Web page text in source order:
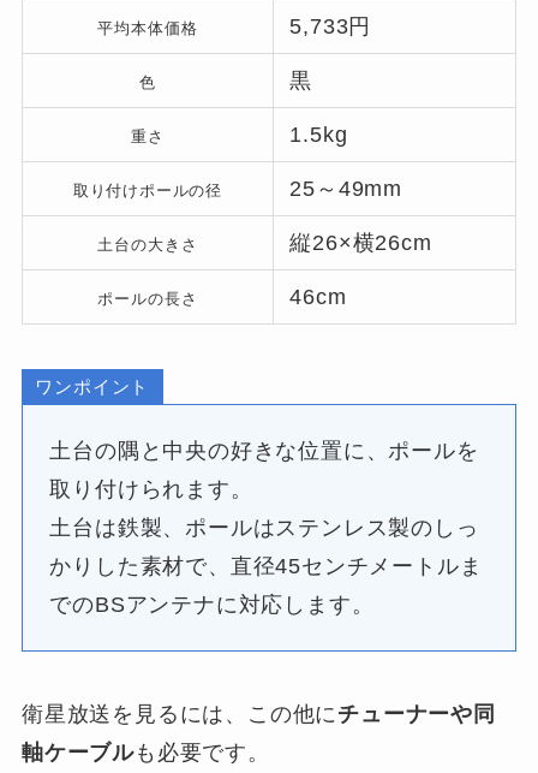
平均本体価格 5,733円
色 黒
重さ 1.5kg
取り付けポールの径 25～49mm
土台の大きさ 縦26×横26cm
ポールの長さ 46cm
ワンポイント
土台の隅と中央の好きな位置に、ポールを
取り付けられます。
土台は鉄製、ポールはステンレス製のしっ
かりした素材で、直径45センチメートルま
でのBSアンテナに対応します。
衛星放送を見るには、この他にチューナーや同
軸ケーブルも必要です。